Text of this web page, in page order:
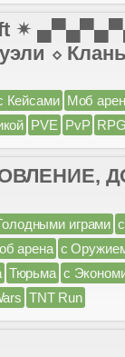
✴
⬦
Кейсами Моб
PVE PvP
играми
арена с
Тюрьма с
TNT Run